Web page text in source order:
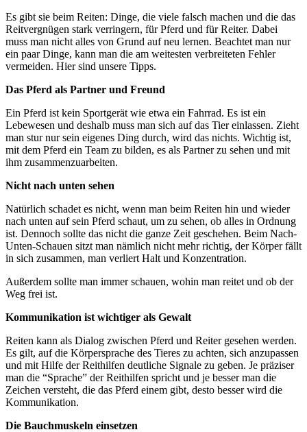
Es gibt sie beim Reiten: Dinge, die viele falsch machen und die das
Reitvergnügen stark verringern, für Pferd und für Reiter. Dabei
muss man nicht alles von Grund auf neu lernen. Beachtet man nur
ein paar Dinge, kann man die am weitesten verbreiteten Fehler
vermeiden. Hier sind unsere Tipps.
Das Pferd als Partner und Freund
Ein Pferd ist kein Sportgerät wie etwa ein Fahrrad. Es ist ein
Lebewesen und deshalb muss man sich auf das Tier einlassen. Zieht
man stur nur sein eigenes Ding durch, wird das nichts. Wichtig ist,
mit dem Pferd ein Team zu bilden, es als Partner zu sehen und mit
ihm zusammenzuarbeiten.
Nicht nach unten sehen
Natürlich schadet es nicht, wenn man beim Reiten hin und wieder
nach unten auf sein Pferd schaut, um zu sehen, ob alles in Ordnung
ist. Dennoch sollte das nicht die ganze Zeit geschehen. Beim Nach-
Unten-Schauen sitzt man nämlich nicht mehr richtig, der Körper fällt
in sich zusammen, man verliert Halt und Konzentration.
Außerdem sollte man immer schauen, wohin man reitet und ob der
Weg frei ist.
Kommunikation ist wichtiger als Gewalt
Reiten kann als Dialog zwischen Pferd und Reiter gesehen werden.
Es gilt, auf die Körpersprache des Tieres zu achten, sich anzupassen
und mit Hilfe der Reithilfen deutliche Signale zu geben. Je präziser
man die “Sprache” der Reithilfen spricht und je besser man die
Zeichen versteht, die das Pferd einem gibt, desto besser wird die
Kommunikation.
Die Bauchmuskeln einsetzen